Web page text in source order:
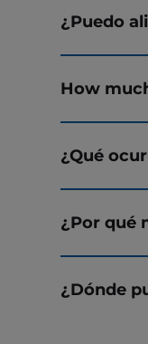
¿Puedo
How
¿Qué
¿Por qué
¿Dónde